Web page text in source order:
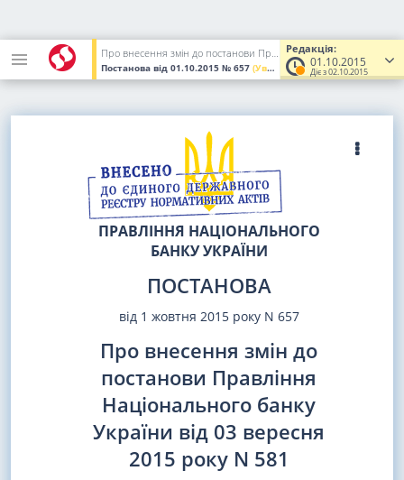
Редакція:
01.10.2015
Діє з 02.10.2015
Про внесення змін до постанови Правління Національного банку України від 03 вересня 2015 року N 581
Постанова від 01.10.2015 № 657 (Увага! Попередня редакція.)
ПРАВЛІННЯ НАЦІОНАЛЬНОГО
БАНКУ УКРАЇНИ
ПОСТАНОВА
від 1 жовтня 2015 року N 657
Про внесення змін до
постанови Правління
Національного банку
України від 03 вересня
2015 року N 581